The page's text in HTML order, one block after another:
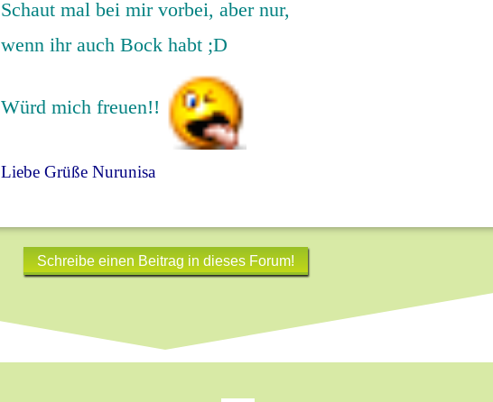
Schaut mal bei mir vorbei, aber nur,
wenn ihr auch Bock habt ;D
Würd mich freuen!!
Liebe Grüße Nurunisa
Schreibe einen Beitrag in dieses Forum!